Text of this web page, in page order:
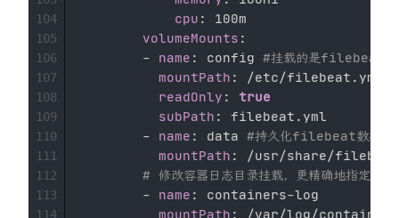
cpu :
100m
volumeMounts :
-
name : config #挂载的是filebeat的
mountPath :
/etc/filebeat.yml
readOnly :
true
subPath :
filebeat.yml
-
name : data #持久化filebeat数据到
mountPath :
/usr/share/
# 修改容器日志目录挂载，更精确地指定路径
-
name : containers-log
mountPath : /var/log/containers
104
105
106
107
108
109
110
111
112
113
114